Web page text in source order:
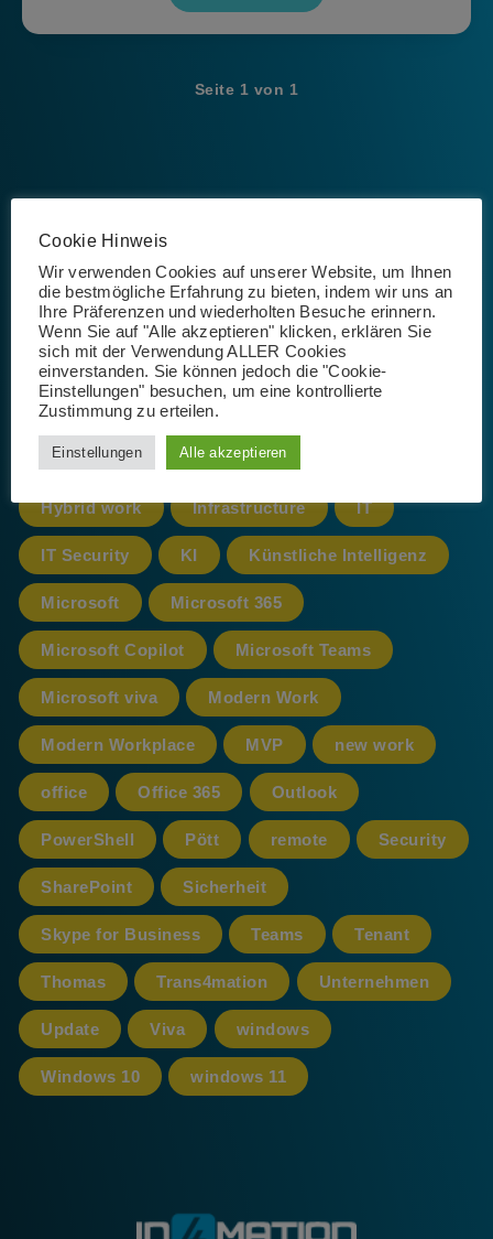
Seite 1 von 1
365 AI App Artificial Intelligence
Azure cloud CoPilot
Datenschutz
Datenschutz-Grundverordnung
Hybrid work Infrastructure IT
IT Security KI Künstliche Intelligenz
Microsoft Microsoft 365
Microsoft Copilot Microsoft Teams
Microsoft viva Modern Work
Modern Workplace MVP new work
office Office 365 Outlook
PowerShell Pött remote Security
SharePoint Sicherheit
Skype for Business Teams Tenant
Thomas Trans4mation Unternehmen
Update Viva windows
Windows 10 windows 11
Cookie Hinweis
Wir verwenden Cookies auf unserer Website, um Ihnen
die bestmögliche Erfahrung zu bieten, indem wir uns an
Ihre Präferenzen und wiederholten Besuche erinnern.
Wenn Sie auf "Alle akzeptieren" klicken, erklären Sie
sich mit der Verwendung ALLER Cookies
einverstanden. Sie können jedoch die "Cookie-
Einstellungen" besuchen, um eine kontrollierte
Zustimmung zu erteilen.
Einstellungen Alle akzeptieren